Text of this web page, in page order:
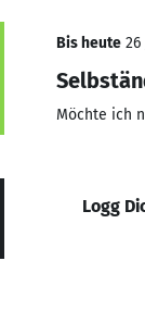
Bis heute
Möchte ich
Logg